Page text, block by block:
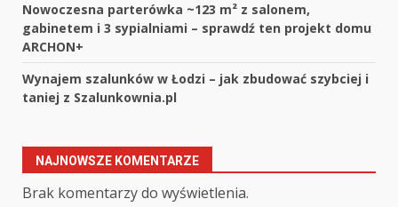
Nowoczesna parterówka ~123 m² z salonem,
gabinetem i 3 sypialniami – sprawdź ten projekt domu
ARCHON+
Wynajem szalunków w Łodzi – jak zbudować szybciej i
taniej z Szalunkownia.pl
NAJNOWSZE KOMENTARZE
Brak komentarzy do wyświetlenia.